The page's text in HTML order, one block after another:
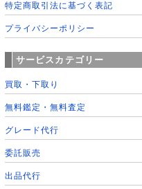
特定商取引法に基づく表記
プライバシーポリシー
サービスカテゴリー
買取・下取り
無料鑑定・無料査定
グレード代行
委託販売
出品代行